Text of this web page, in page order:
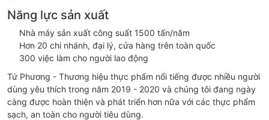
Năng lực sản xuất
Nhà máy sản xuất công suất 1500 tấn/năm
Hơn 20 chi nhánh, đại lý, cửa hàng trên toàn quốc
300 việc làm cho người lao động
Tứ Phương - Thương hiệu thực phẩm nổi tiếng được nhiều người
dùng yêu thích trong năm 2019 - 2020 và chúng tôi đang ngày
càng được hoàn thiện và phát triển hơn nữa với các thực phẩm
sạch, an toàn cho người tiêu dùng.